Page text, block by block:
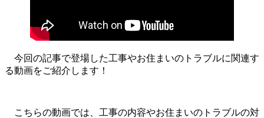
今回の記事で登場した工事やお住まいのトラブルに関連す
る動画をご紹介します！
こちらの動画では、工事の内容やお住まいのトラブルの対